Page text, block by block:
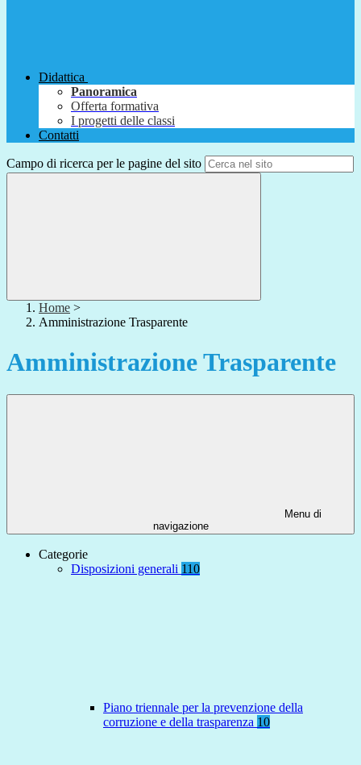
Didattica
Panoramica
Offerta formativa
I progetti delle classi
Contatti
Campo di ricerca per le pagine del sito
Home >
Amministrazione Trasparente
Amministrazione Trasparente
Menu di
navigazione
Categorie
Disposizioni generali 110
Piano triennale per la prevenzione della
corruzione e della trasparenza 10